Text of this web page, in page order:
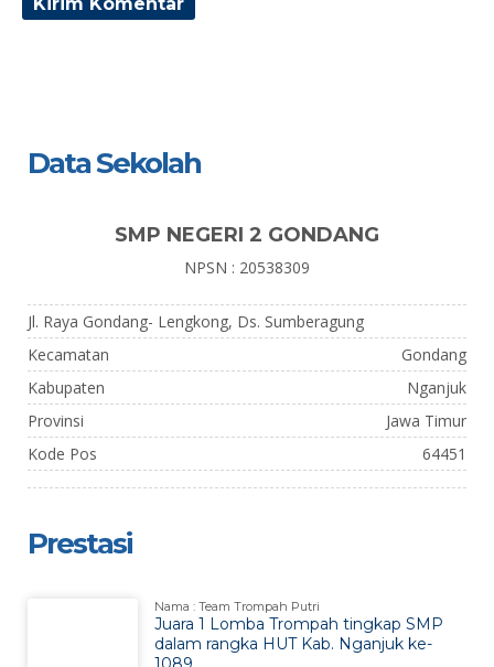
Data Sekolah
SMP NEGERI 2 GONDANG
NPSN : 20538309
Jl. Raya Gondang- Lengkong, Ds. Sumberagung
Kecamatan
Gondang
Kabupaten
Nganjuk
Provinsi
Jawa Timur
Kode Pos
64451
Prestasi
Nama : Team Trompah Putri
Juara 1 Lomba Trompah tingkap SMP
dalam rangka HUT Kab. Nganjuk ke-